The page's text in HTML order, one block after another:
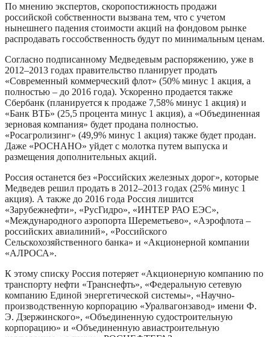
По мнению экспертов, скоропостижность продажи
российской собственности вызвана тем, что с учетом
нынешнего падения стоимости акций на фондовом рынке
распродавать госсобственность будут по минимальным ценам.
Согласно подписанному Медведевым распоряжению, уже в
2012–2013 годах правительство планирует продать
«Современный коммерческий флот» (50% минус 1 акция, а
полностью – до 2016 года). Ускоренно продается также
Сбербанк (планируется к продаже 7,58% минус 1 акция) и
«Банк ВТБ» (25,5 процента минус 1 акция), а «Объединенная
зерновая компания» будет продана полностью.
«Росагролизинг» (49,9% минус 1 акция) также будет продан.
Даже «РОСНАНО» уйдет с молотка путем выпуска и
размещения дополнительных акций.
Россия останется без «Российских железных дорог», которые
Медведев решил продать в 2012–2013 годах (25% минус 1
акция). А также до 2016 года Россия лишится
«Зарубежнефти», «РусГидро», «ИНТЕР РАО ЕЭС»,
«Международного аэропорта Шереметьево», «Аэрофлота –
российских авиалиний», «Российского
Сельскохозяйственного банка» и «Акционерной компании
«АЛРОСА».
К этому списку Россия потеряет «Акционерную компанию по
транспорту нефти «Транснефть», «Федеральную сетевую
компанию Единой энергетической системы», «Научно-
производственную корпорацию «Уралвагонзавод» имени Ф.
Э. Дзержинского», «Объединенную судостроительную
корпорацию» и «Объединенную авиастроительную